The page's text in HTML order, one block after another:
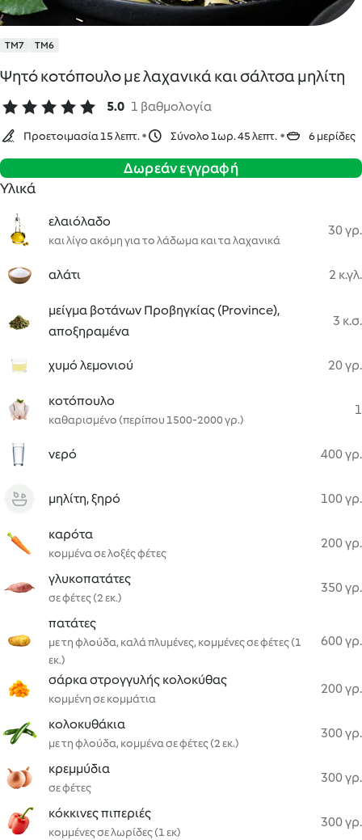
TM7 TM6
Ψητό κοτόπουλο με λαχανικά και σάλτσα μηλίτη
5.0 1 βαθμολογία
Προετοιμασία 15 λεπτ. Σύνολο 1ωρ. 45 λεπτ. 6 μερίδες
Δωρεάν εγγραφή
Υλικά
ελαιόλαδο
και λίγο ακόμη για το λάδωμα και τα λαχανικά
30 γρ.
αλάτι 2 κ.γλ.
μείγμα βοτάνων Προβηγκίας (Province),
αποξηραμένα
3 κ.σ.
χυμό λεμονιού 20 γρ.
κοτόπουλο
καθαρισμένο (περίπου 1500-2000 γρ.)
1
νερό 400 γρ.
μηλίτη, ξηρό 100 γρ.
καρότα
κομμένα σε λοξές φέτες
200 γρ.
γλυκοπατάτες
σε φέτες (2 εκ.)
350 γρ.
πατάτες
με τη φλούδα, καλά πλυμένες, κομμένες σε φέτες (1
εκ.)
600 γρ.
σάρκα στρογγυλής κολοκύθας
κομμένη σε κομμάτια
200 γρ.
κολοκυθάκια
με τη φλούδα, κομμένα σε φέτες (2 εκ.)
300 γρ.
κρεμμύδια
σε φέτες
300 γρ.
κόκκινες πιπεριές
κομμένες σε λωρίδες (1 εκ)
300 γρ.